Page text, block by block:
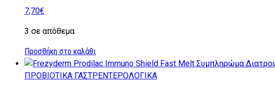
7,70€
3 σε απόθεμα
Προσθήκη στο καλάθι
ΠΡΟΒΙΟΤΙΚΑ ΓΑΣΤΡΕΝΤΕΡΟΛΟΓΙΚΑ